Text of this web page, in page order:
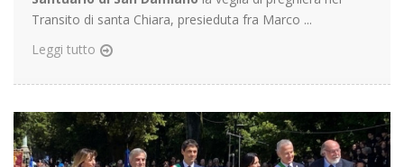
Transito di santa Chiara, presieduta fra Marco ...
Leggi tutto